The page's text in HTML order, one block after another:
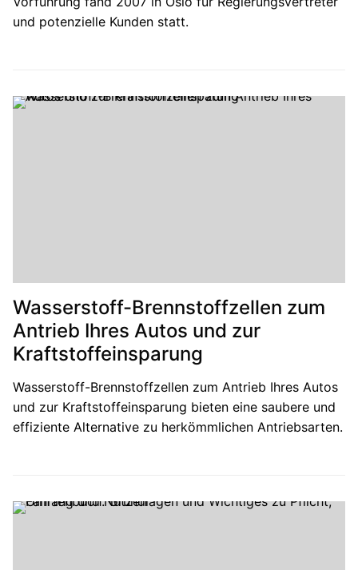
und potenzielle Kunden statt.
Wasserstoff-Brennstoffzellen zum
Antrieb Ihres Autos und zur
Kraftstoffeinsparung
Wasserstoff-Brennstoffzellen zum Antrieb Ihres Autos
und zur Kraftstoffeinsparung bieten eine saubere und
effiziente Alternative zu herkömmlichen Antriebsarten.